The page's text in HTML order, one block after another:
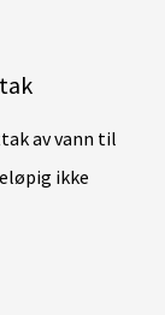
av vann til
ikke